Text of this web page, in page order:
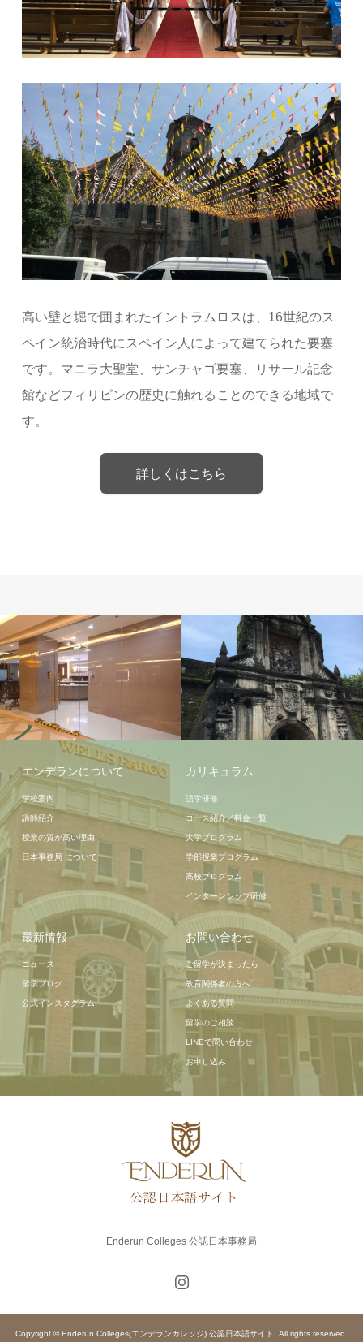
高い壁と堀で囲まれたイントラムロスは、16世紀のス
ペイン統治時代にスペイン人によって建てられた要塞
です。マニラ大聖堂、サンチャゴ要塞、リサール記念
館などフィリピンの歴史に触れることのできる地域で
す。
詳しくはこちら
学校施設
エンデランについて
学校案内
講師紹介
授業の質が高い理由
日本事務局 について
カリキュラム
語学研修
コース紹介／料金一覧
大学プログラム
学部授業プログラム
高校プログラム
インターンシップ研修
最新情報
ニュース
留学ブログ
公式インスタグラム
お問い合わせ
ご留学が決まったら
教育関係者の方へ
よくある質問
留学のご相談
LINEで問い合わせ
お申し込み
Enderun Colleges 公認日本事務局
Copyright © Enderun Colleges(エンデランカレッジ) 公認日本語サイト. All rights reserved.